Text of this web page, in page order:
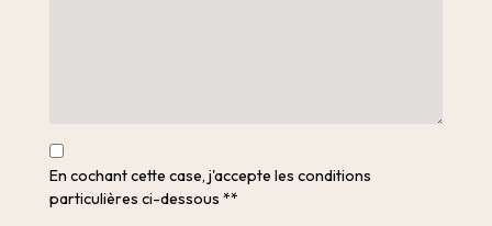
En cochant cette case, j'accepte les conditions
particulières ci-dessous **